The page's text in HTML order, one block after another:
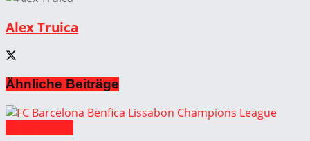
Alex Truica
Ähnliche Beiträge